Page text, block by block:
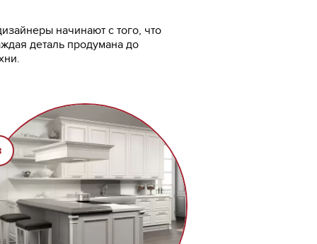
начинают с того, что
деталь продумана до